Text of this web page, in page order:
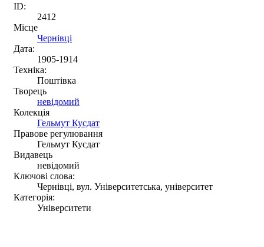
ID:
2412
Місце
Чернівці
Дата:
1905-1914
Техніка:
Поштівка
Творець
невідомий
Колекція
Гельмут Кусдат
Правове регулювання
Гельмут Кусдат
Видавець
невідомий
Ключові слова:
Чернівці, вул. Університетська, університет
Категорія:
Університети